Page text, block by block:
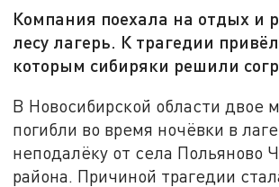
Компания поехала на отдых и
лесу лагерь. К трагедии привёл
которым сибиряки решили
В Новосибирской области двое
погибли во время ночёвки в
неподалёку от села Польяново
района. Причиной трагедии